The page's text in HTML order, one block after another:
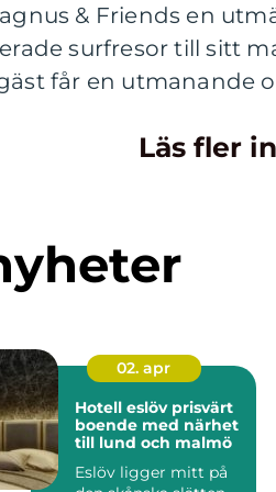
& Friends en
surfresor till sitt
får en utmanande
Läs fler
02. apr
Hotell eslöv prisvärt
boende med närhet
till lund och malmö
Eslöv ligger mitt på